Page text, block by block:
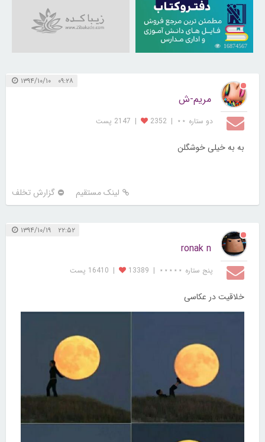
16874567
۰۹:۲۸ ۱۳۹۴/۱۰/۱۰
مریم-ش
دو ستاره ⋆⋆ |
2352
| 2147 پست
به به خیلی خوشگلن
لینک مستقیم گزارش تخلف
۲۲:۵۲ ۱۳۹۴/۱۰/۱۹
ronak n
پنج ستاره ⋆⋆⋆⋆⋆ |
13389
| 16410 پست
خلاقیت در عکاسی